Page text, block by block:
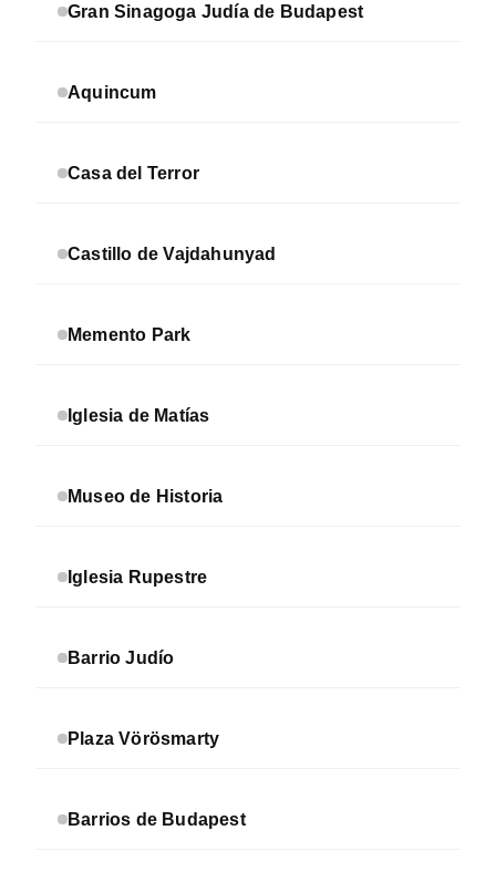
Gran Sinagoga Judía de Budapest
Aquincum
Casa del Terror
Castillo de Vajdahunyad
Memento Park
Iglesia de Matías
Museo de Historia
Iglesia Rupestre
Barrio Judío
Plaza Vörösmarty
Barrios de Budapest